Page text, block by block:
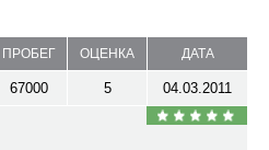
ПРОБЕГ ОЦЕНКА ДАТА
67000 5 04.03.2011